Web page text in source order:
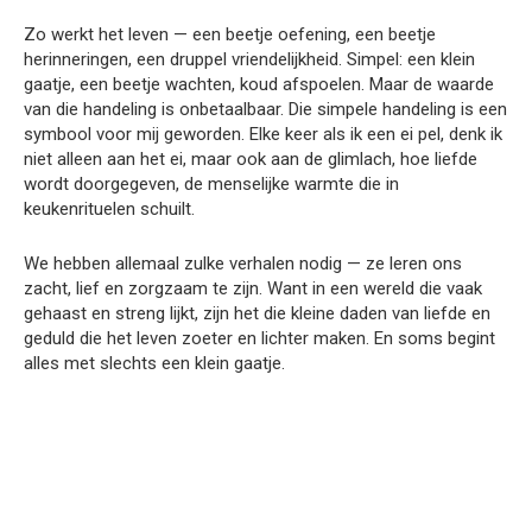
Zo werkt het leven — een beetje oefening, een beetje
herinneringen, een druppel vriendelijkheid. Simpel: een klein
gaatje, een beetje wachten, koud afspoelen. Maar de waarde
van die handeling is onbetaalbaar. Die simpele handeling is een
symbool voor mij geworden. Elke keer als ik een ei pel, denk ik
niet alleen aan het ei, maar ook aan de glimlach, hoe liefde
wordt doorgegeven, de menselijke warmte die in
keukenrituelen schuilt.
We hebben allemaal zulke verhalen nodig — ze leren ons
zacht, lief en zorgzaam te zijn. Want in een wereld die vaak
gehaast en streng lijkt, zijn het die kleine daden van liefde en
geduld die het leven zoeter en lichter maken. En soms begint
alles met slechts een klein gaatje.